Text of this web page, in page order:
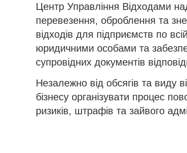
Центр Управління Відходами
перевезення, оброблення та
відходів для підприємств по
юридичними особами та
супровідних документів
Незалежно від обсягів та виду
бізнесу організувати процес
ризиків, штрафів та зайвого